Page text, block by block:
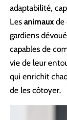
adaptabilité,
Les animaux de
gardiens
capables de
vie de leur
qui enrichit
de les côtoyer.